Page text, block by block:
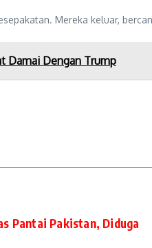
Mereka keluar,
Damai Dengan Trump
Pantai Pakistan, Diduga